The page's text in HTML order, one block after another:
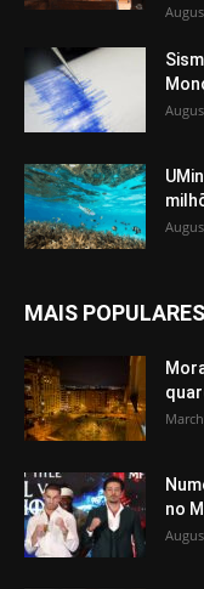
MAIS POPULARES
no